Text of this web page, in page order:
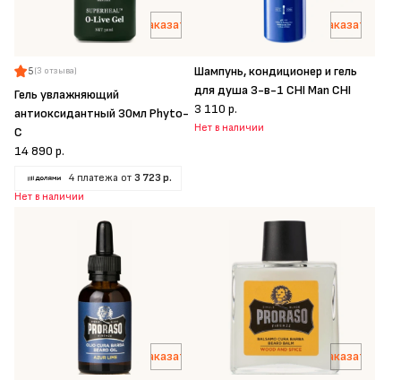
Заказать
5(3 отзыва)
Гель увлажняющий
антиоксидантный 30мл Phyto-
C
14 890 р.
4 платежа от 3 723 р.
Нет в наличии
Заказать
Шампунь, кондиционер и гель
для душа 3-в-1 CHI Man CHI
3 110 р.
Нет в наличии
Заказать Заказать